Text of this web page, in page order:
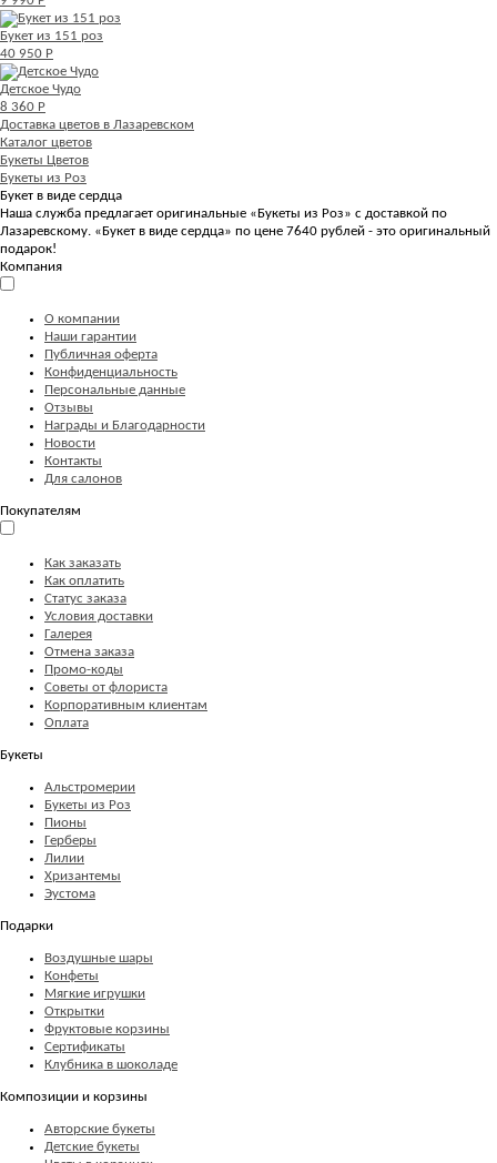
Букет из 151 роз
40 950 Р
Детское Чудо
8 360 Р
Доставка цветов в Лазаревском
Каталог цветов
Букеты Цветов
Букеты из Роз
Букет в виде сердца
Наша служба предлагает оригинальные «Букеты из Роз» с доставкой по
Лазаревскому. «Букет в виде сердца» по цене 7640 рублей - это оригинальный
подарок!
Компания
О компании
Наши гарантии
Публичная оферта
Конфиденциальность
Персональные данные
Отзывы
Награды и Благодарности
Новости
Контакты
Для салонов
Покупателям
Как заказать
Как оплатить
Статус заказа
Условия доставки
Галерея
Отмена заказа
Промо-коды
Советы от флориста
Корпоративным клиентам
Оплата
Букеты
Альстромерии
Букеты из Роз
Пионы
Герберы
Лилии
Хризантемы
Эустома
Подарки
Воздушные шары
Конфеты
Мягкие игрушки
Открытки
Фруктовые корзины
Сертификаты
Клубника в шоколаде
Композиции и корзины
Авторские букеты
Детские букеты